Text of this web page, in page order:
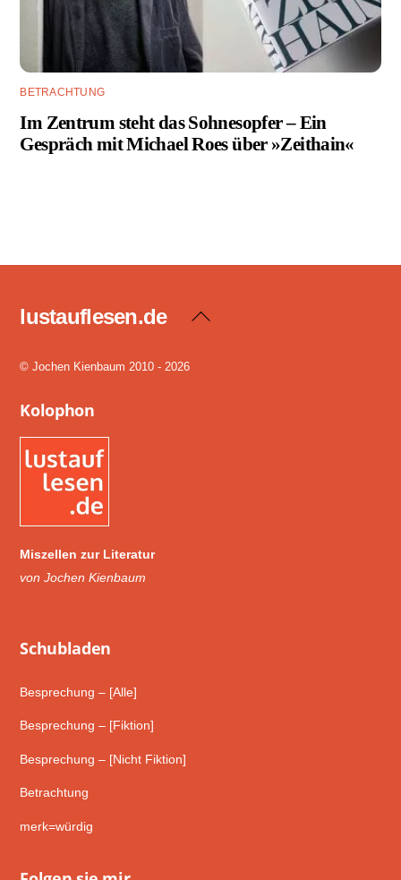
BETRACHTUNG
Im Zentrum steht das Sohnesopfer – Ein
Gespräch mit Michael Roes über »Zeithain«
Back
lustauflesen.de
© Jochen Kienbaum 2010 - 2026
Kolophon
Miszellen zur Literatur
von Jochen Kienbaum
Schub­laden
Besprechung – [Alle]
Besprechung – [Fiktion]
Besprechung – [Nicht Fiktion]
Betrachtung
merk=würdig